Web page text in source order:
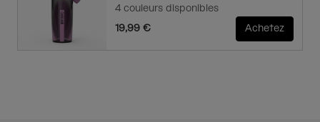
4 couleurs disponibles
19,99 €
Achetez